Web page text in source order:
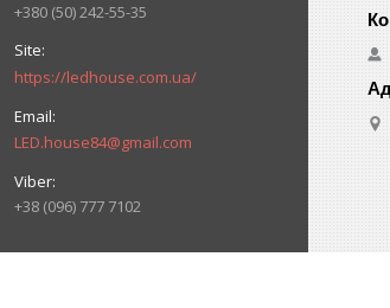
+380 (50) 242-55-35
https://ledhouse.com.ua/
LED.house84@gmail.com
+38 (096) 777 7102